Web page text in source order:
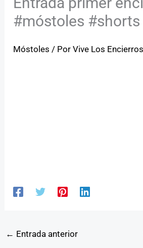
#móstoles #shorts
Móstoles / PorVive Los Encierros
← Entrada anterior